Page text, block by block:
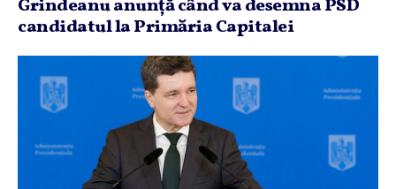
Grindeanu anunţă când va desemna PSD
candidatul la Primăria Capitalei